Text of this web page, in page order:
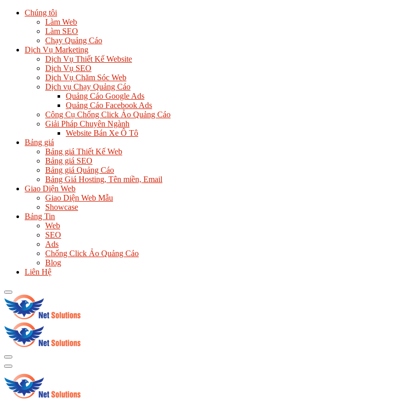
Chúng tôi
Làm Web
Làm SEO
Chạy Quảng Cáo
Dịch Vụ Marketing
Dịch Vụ Thiết Kế Website
Dịch Vụ SEO
Dịch Vụ Chăm Sóc Web
Dịch vụ Chạy Quảng Cáo
Quảng Cáo Google Ads
Quảng Cáo Facebook Ads
Công Cụ Chống Click Ảo Quảng Cáo
Giải Pháp Chuyên Ngành
Website Bán Xe Ô Tô
Bảng giá
Bảng giá Thiết Kế Web
Bảng giá SEO
Bảng giá Quảng Cáo
Bảng Giá Hosting, Tên miền, Email
Giao Diện Web
Giao Diện Web Mẫu
Showcase
Bảng Tin
Web
SEO
Ads
Chống Click Ảo Quảng Cáo
Blog
Liên Hệ